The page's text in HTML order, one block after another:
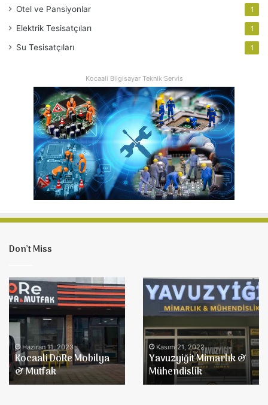
Otel ve Pansiyonlar 1
Elektrik Tesisatçıları 1
Su Tesisatçıları 1
Kocaali Bilgisayar Teknik Servis
Don’t Miss
Kocaali
DoRe
Mobilya
&
Mutfak
Haziran 11, 2023
Kocaali DoRe Mobilya
& Mutfak
Yavuzyiğit
Mimarlık
Kasım 21, 2022
Yavuzyiğit Mimarlık &
Mühendislik